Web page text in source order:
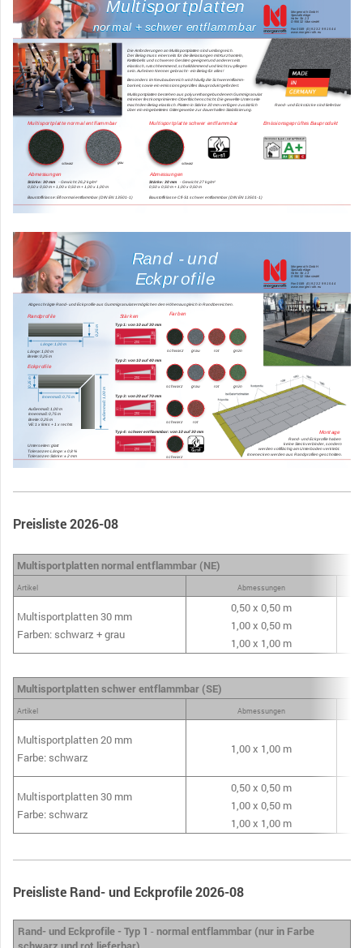
Preisliste 2026-08
Multisportplatten normal entflammbar (NE)
Artikel Abmessungen
Multisportplatten 30 mm
Farben: schwarz + grau
0,50 x 0,50 m
1,00 x 0,50 m
1,00 x 1,00 m
Multisportplatten schwer entflammbar (SE)
Artikel Abmessungen
Multisportplatten 20 mm
Farbe: schwarz
1,00 x 1,00 m
Multisportplatten 30 mm
Farbe: schwarz
0,50 x 0,50 m
1,00 x 0,50 m
1,00 x 1,00 m
Preisliste Rand- und Eckprofile 2026-08
Rand- und Eckprofile - Typ 1 -normal entflammbar (nur in Farbe